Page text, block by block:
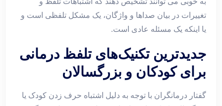
تغییرات در بیان صداها و واژگان، یک مشکل تلفظی است و
یا اینکه یک مسئله عادی است.
جدیدترین تکنیک‌های تلفظ درمانی
برای کودکان و بزرگسالان
گفتار درمانگران با توجه به دلیل اشتباه حرف زدن کودک یا